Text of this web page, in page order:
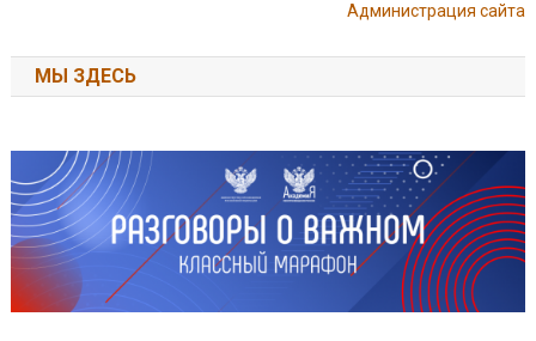
Администрация сайта
МЫ ЗДЕСЬ